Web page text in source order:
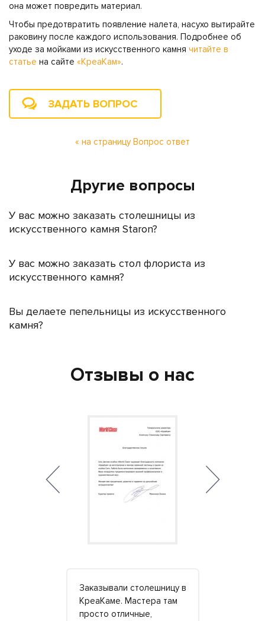
она может повредить материал.
Чтобы предотвратить появление налета, насухо вытирайте
раковину после каждого использования. Подробнее об
уходе за мойками из искусственного камня читайте в
статье на сайте «КреаКам».
ЗАДАТЬ ВОПРОС
« на страницу Вопрос ответ
Другие вопросы
У вас можно заказать столешницы из
искусственного камня Staron?
У вас можно заказать стол флориста из
искусственного камня?
Вы делаете пепельницы из искусственного
камня?
Отзывы о нас
Заказывали столешницу в
КреаКаме. Мастера там
просто отличные,